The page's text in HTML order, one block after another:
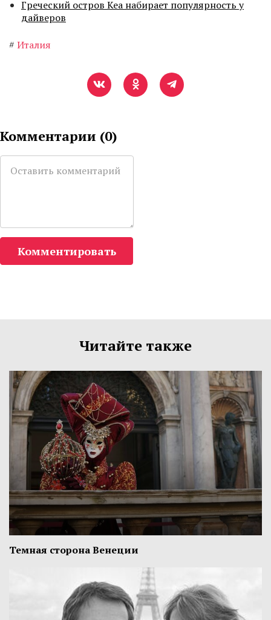
Греческий остров Кеа набирает популярность у
дайверов
# Италия
Комментарии (0)
Комментировать
Читайте также
Темная сторона Венеции